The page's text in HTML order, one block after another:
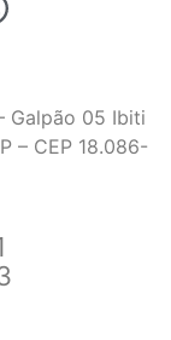
Galpão 05 Ibiti
– CEP 18.086-